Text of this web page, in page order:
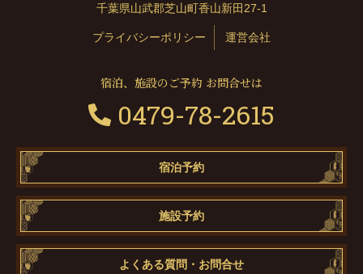
千葉県山武郡芝山町香山新田27-1
プライバシーポリシー 運営会社
宿泊、施設のご予約 お問合せは
0479-78-2615
宿泊予約
施設予約
よくある質問・お問合せ